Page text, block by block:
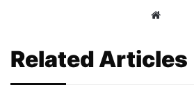
Website
Related Articles